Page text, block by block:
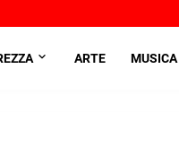
ARTE MUSICA